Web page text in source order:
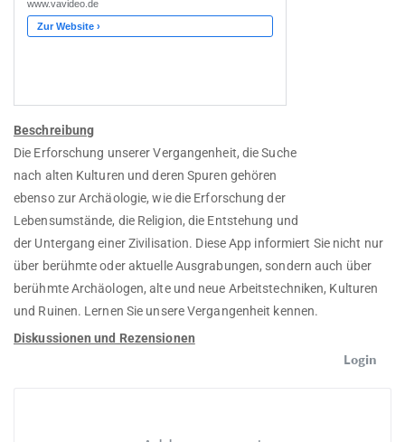
Beschreibung
Die Erforschung unserer Vergangenheit, die Suche
nach alten Kulturen und deren Spuren gehören
ebenso zur Archäologie, wie die Erforschung der
Lebensumstände, die Religion, die Entstehung und
der Untergang einer Zivilisation. Diese App informiert Sie nicht nur
über berühmte oder aktuelle Ausgrabungen, sondern auch über
berühmte Archäologen, alte und neue Arbeitstechniken, Kulturen
und Ruinen. Lernen Sie unsere Vergangenheit kennen.
Diskussionen und Rezensionen
Login